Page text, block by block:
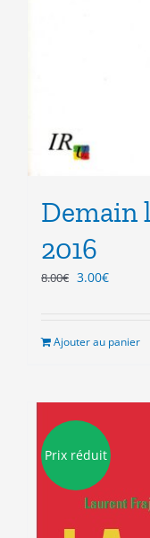
Demain
2016
8.00€ Le
3.00€Le
est :
Ajouter au panier
Prix réduit